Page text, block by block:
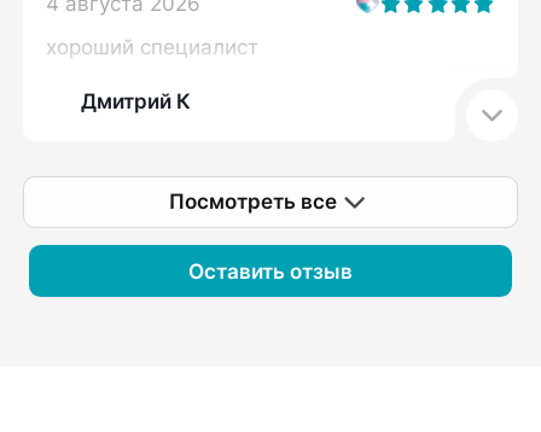
Оставить отзыв
хороший специалист
Дмитрий К
Посмотреть все